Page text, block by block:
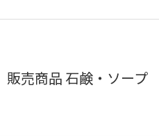
販売商品 石鹸・ソープ